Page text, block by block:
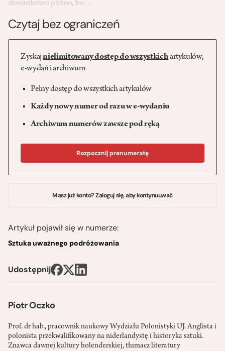
Piotr Oczko
Prof. dr hab., pracownik naukowy Wydziału Polonistyki UJ. Anglista i
polonista przekwalifikowany na niderlandystę i historyka sztuki.
Znawca dawnej kultury holenderskiej, tłumacz literatury
stosunkowo późno, bo…
Czytaj bez ograniczeń
Zyskajnielimitowany dostęp do wszystkichartykułów,
e-wydań i archiwum
Pełny dostęp do wszystkich artykułów
Każdy nowy numer od razu w e-wydaniu
Archiwum numerów zawsze pod ręką
Rozpocznij prenumeratę
Masz już konto? Zaloguj się, aby kontynuuwać
Artykuł pojawił się w numerze:
Sztuka uważnego podróżowania
Udostępnij